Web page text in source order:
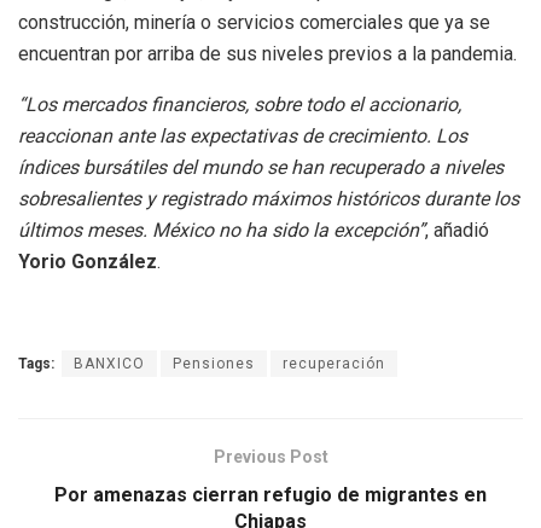
construcción, minería o servicios comerciales que ya se
encuentran por arriba de sus niveles previos a la pandemia.
“Los mercados financieros, sobre todo el accionario,
reaccionan ante las expectativas de crecimiento. Los
índices bursátiles del mundo se han recuperado a niveles
sobresalientes y registrado máximos históricos durante los
últimos meses. México no ha sido la excepción”, añadió
Yorio González.
Tags: BANXICO Pensiones recuperación
Previous Post
Por amenazas cierran refugio de migrantes en
Chiapas